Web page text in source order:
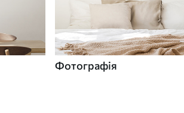
Фотографія